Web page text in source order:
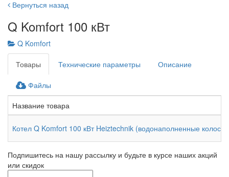
Вернуться назад
Q Komfort 100 кВт
Q Komfort
Товары Технические параметры Описание
Файлы
Название товара
Котел Q Komfort 100 кВт Heiztechnik (водонаполненные
Подпишитесь на нашу рассылку и будьте в курсе наших акций
или скидок